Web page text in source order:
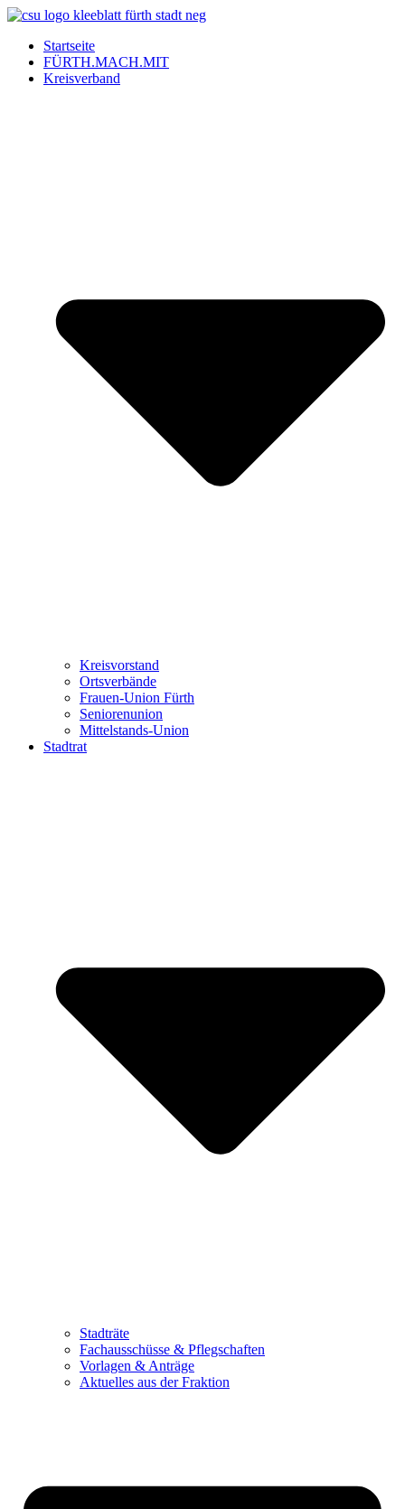
Startseite
FÜRTH.MACH.MIT
Kreisverband
Kreisvorstand
Ortsverbände
Frauen-Union Fürth
Seniorenunion
Mittelstands-Union
Stadtrat
Stadträte
Fachausschüsse & Pflegschaften
Vorlagen & Anträge
Aktuelles aus der Fraktion